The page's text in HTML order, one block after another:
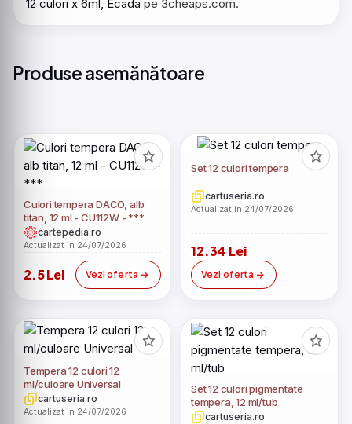
12 culori x 6ml, Ecada pe 3cheaps.com.
Produse asemănătoare
Culori tempera DACO, alb
titan, 12 ml - CU112W - ***
cartepedia.ro
Actualizat in 24/07/2026
2.5 Lei Vezi oferta
Set 12 culori tempera
cartuseria.ro
Actualizat in 24/07/2026
12.34 Lei
Vezi oferta
Tempera 12 culori 12
ml/culoare Universal
cartuseria.ro
Actualizat in 24/07/2026
Set 12 culori pigmentate
tempera, 12 ml/tub
cartuseria.ro